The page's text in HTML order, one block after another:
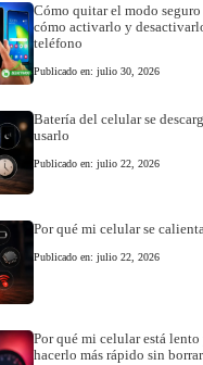
Cómo quitar el modo
cómo activarlo y
teléfono
Publicado en: julio 30, 2026
Batería del celular se
usarlo
Publicado en: julio 22, 2026
Por qué mi celular se
Publicado en: julio 22, 2026
Por qué mi celular está lento
hacerlo más rápido sin